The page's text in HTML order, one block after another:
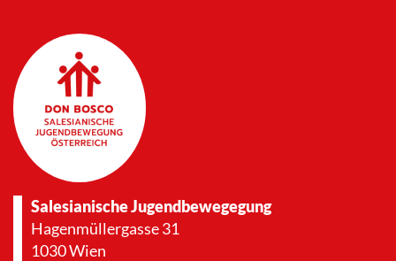
Salesianische Jugendbewegegung
Hagenmüllergasse 31
1030 Wien